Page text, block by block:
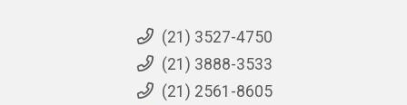
(21) 3527-4750
(21) 3888-3533
(21) 2561-8605